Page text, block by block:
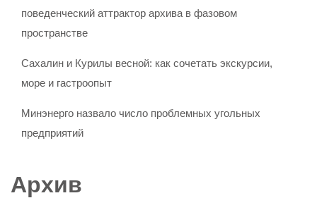
поведенческий аттрактор архива в фазовом
пространстве
Сахалин и Курилы весной: как сочетать экскурсии,
море и гастроопыт
Минэнерго назвало число проблемных угольных
предприятий
Архив